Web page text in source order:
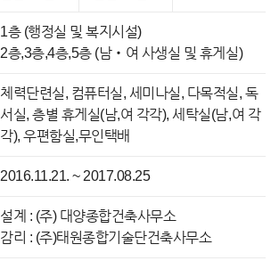
1층 (행정실 및 복지시설)
2층,3층,4층,5층 (남‧여 사생실 및 휴게실)
체력단련실, 컴퓨터실, 세미나실, 다목적실, 독
서실, 층별 휴게실(남,여 각각), 세탁실(남,여 각
각), 우편함실,무인택배
2016.11.21. ~ 2017.08.25
설계 : (주) 대양종합건축사무소
감리 : (주)태원종합기술단건축사무소